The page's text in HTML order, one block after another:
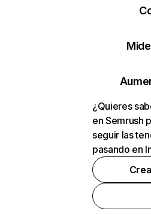
¿Quieres
en Semrush
seguir las
pasando en